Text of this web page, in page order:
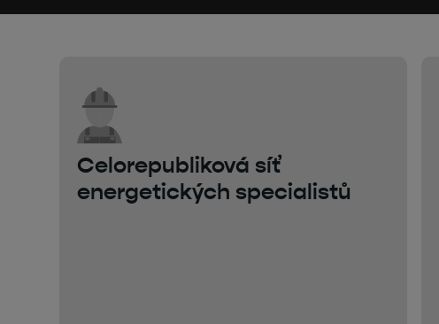
Celorepubliková síť
energetických specialistů